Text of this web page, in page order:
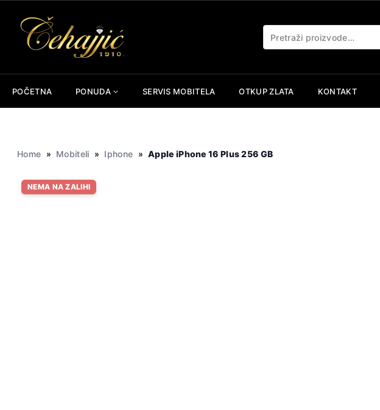
content
POČETNA PONUDA SERVIS MOBITELA OTKUP ZLATA KONTAKT
Home » Mobiteli » Iphone » Apple iPhone 16 Plus 256 GB
NEMA NA ZALIHI